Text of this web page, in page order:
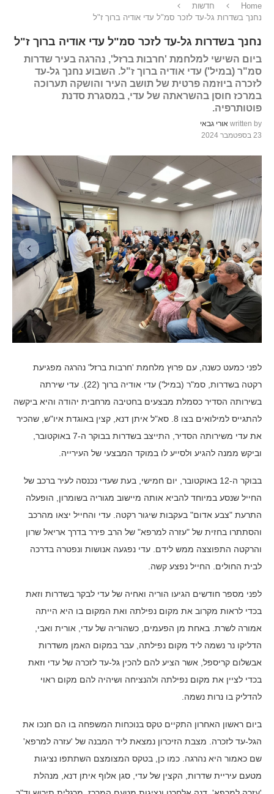
Home
חדשות
נחנך בשדרות גל-עד לזכר סמ"ל עדי אודיה ברוך ז"ל
נחנך בשדרות גל-עד לזכר סמ"ל עדי אודיה ברוך ז"ל
ביום השישי למלחמת 'חרבות ברזל', נהרגה בעיר שדרות
סמ"ר (במיל') עדי אודיה ברוך ז"ל. השבוע נחנך גל-עד
לזכרה ביוזמה פרטית של תושב העיר והושקה תערוכה
במרכז חוסן בהשראתה של עדי, במסגרת סדנת
פוטותרפיה.
written by אורי גבאי
23 בספטמבר 2024
לפני כמעט כשנה, עם פרוץ מלחמת 'חרבות ברזל' נהרגה מפגיעת
רקטה בשדרות, סמ"ר (במיל') עדי אודיה ברוך (22). עדי שירתה
בשירותה הסדיר כסמלת מבצעים בחטיבה מרחבית יהודה והיא ביקשה
להתגייס למילואים בצו 8. סא"ל איתן דנא, קצין באוגדת איו"ש, שהכיר
את עדי משירותה הסדיר, התייצב בשדרות בבוקר ה-7 באוקטובר,
וביקש ממנה להגיע ולסייע לו במוקד המבצעי של העירייה.
בבוקר ה-12 באוקטובר, יום חמישי, בעת שעדי נכנסה לעיר ברכב של
החייל שנסע במיוחד להביא אותה מיישוב מגוריה בשומרון, הופעלה
התרעת "צבע אדום" בעקבות שיגור רקטה. עדי והחייל יצאו מהרכב
והסתתרו בחזית של "עזרה למרפא" של הרב פירר בדרך אריאל שרון
והרקטה התפוצצה ממש לידם. עדי נפגעה אנושות ונפטרה בדרכה
לבית החולים. החייל נפצע קשה.
לפני מספר חודשים הגיעו הוריה ואחיה של עדי לבקר בשדרות וזאת
בכדי לראות מקרוב את מקום נפילתה ואת המקום בו היא הייתה
אמורה לשרת. באחת מן הפעמים, כשהוריה של עדי, אורית ואבי,
הדליקו נר נשמה ליד מקום נפילתה, עבר במקום האמן משדרות
אבשלום קריספל, אשר הציע להם להכין גל-עד לזכרה של עדי וזאת
בכדי לציין את מקום נפילתה ולהנציחה ושיהיה להם מקום ראוי
להדליק בו נרות נשמה.
ביום ראשון האחרון התקיים טקס בנוכחות המשפחה בו הם חנכו את
הגל-עד לזכרה. מצבת הזיכרון נמצאת ליד המבנה של 'עזרה למרפא'
שם כאמור היא נהרגה. כמו כן, בטקס המצומצם השתתפו נציגות
מטעם עיריית שדרות, הקצין של עדי, סגן אלוף איתן דנא, מנהלת